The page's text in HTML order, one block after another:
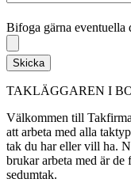
Bifoga gärna
Skicka
TAKLÄGGAREN I
Välkommen till
att arbeta med alla
tak du har eller vill ha.
brukar arbeta med är
sedumtak.